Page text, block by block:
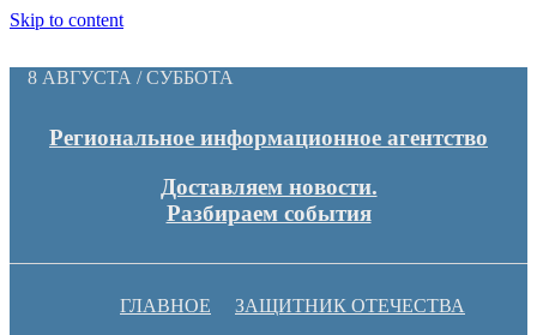
Skip to content
8 АВГУСТА / СУББОТА
Региональное информационное агентство
Доставляем новости.
Разбираем события
ГЛАВНОЕ ЗАЩИТНИК ОТЕЧЕСТВА